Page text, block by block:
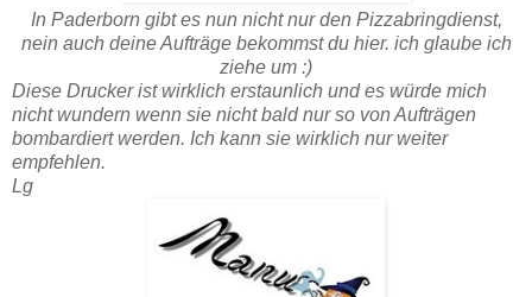
In Paderborn gibt es nun nicht nur den Pizzabringdienst,
nein auch deine Aufträge bekommst du hier. ich glaube ich
ziehe um :)
Diese Drucker ist wirklich erstaunlich und es würde mich
nicht wundern wenn sie nicht bald nur so von Aufträgen
bombardiert werden. Ich kann sie wirklich nur weiter
empfehlen.
Lg